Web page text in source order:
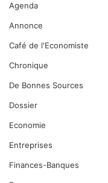
Agenda
Annonce
Café de l'Economiste
Chronique
De Bonnes Sources
Dossier
Economie
Entreprises
Finances-Banques